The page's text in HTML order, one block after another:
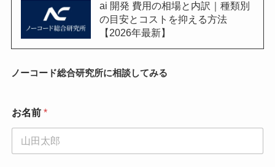
ai 開発 費用の相場と内訳｜種類別
の目安とコストを抑える方法
【2026年最新】
ノーコード総合研究所に相談してみる
問
い
わ
お名前 *